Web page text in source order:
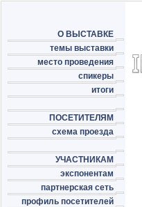
О ВЫСТАВКЕ
темы выставки
место проведения
спикеры
итоги
ПОСЕТИТЕЛЯМ
схема проезда
УЧАСТНИКАМ
экспонентам
партнерская сеть
профиль посетителей